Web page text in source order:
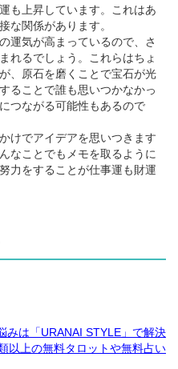
も上昇しています。これはあ
な関係があります。
運気が高まっているので、さ
れるでしょう。これらはちょ
、原石を磨くことで宝石が光
ることで誰も思いつかなかっ
つながる可能性もあるので
けでアイデアを思いつきます
なことでもメモを取るように
力をすることが仕事運も財運
みは「URANAI STYLE」で解決
以上の無料タロットや無料占い